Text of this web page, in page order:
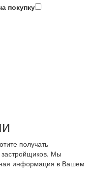
покупку
получать
Мы
информация в Вашем